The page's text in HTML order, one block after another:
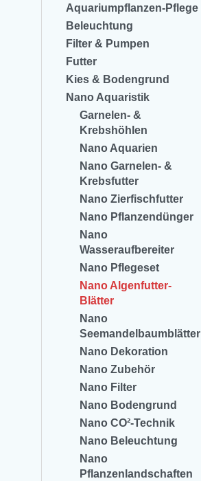
Aquariumpflanzen-Pflege
Beleuchtung
Filter & Pumpen
Futter
Kies & Bodengrund
Nano Aquaristik
Garnelen- &
Krebshöhlen
Nano Aquarien
Nano Garnelen- &
Krebsfutter
Nano Zierfischfutter
Nano Pflanzendünger
Nano
Wasseraufbereiter
Nano Pflegeset
Nano Algenfutter-
Blätter
Nano
Seemandelbaumblätter
Nano Dekoration
Nano Zubehör
Nano Filter
Nano Bodengrund
Nano CO²-Technik
Nano Beleuchtung
Nano
Pflanzenlandschaften